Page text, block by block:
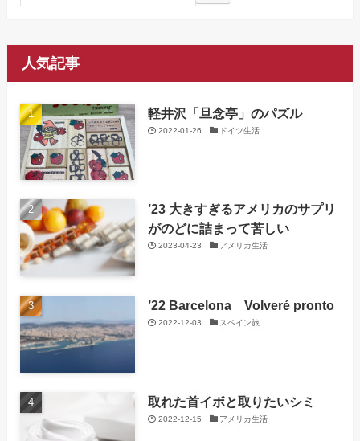
人気記事
軽井沢「旦念亭」のパズル
2022-01-26 ドイツ生活
’23 大きすぎるアメリカのサプリ
がのどに詰まって苦しい
2023-04-23 アメリカ生活
’22 Barcelona Volveré pronto
2022-12-03 スペイン旅
取れた首イボと取りたいシミ
2022-12-15 アメリカ生活